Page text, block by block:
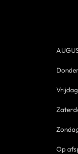
Vrijdag
Op